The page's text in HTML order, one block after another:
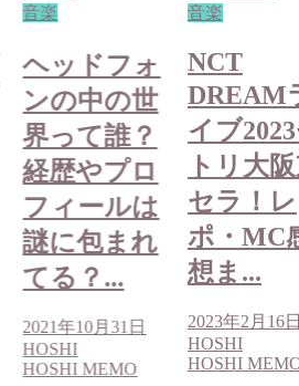
音楽
ヘッドフォ
ンの中の世
界って誰？
経歴やプロ
フィールは
謎に包まれ
てる？...
2021年10月31日
HOSHI
HOSHI MEMO
音楽
NCT
DREAM
イブ
トリ大
セラ！レ
ポ・MC
想ま...
2023年2月16
HOSHI
HOSHI